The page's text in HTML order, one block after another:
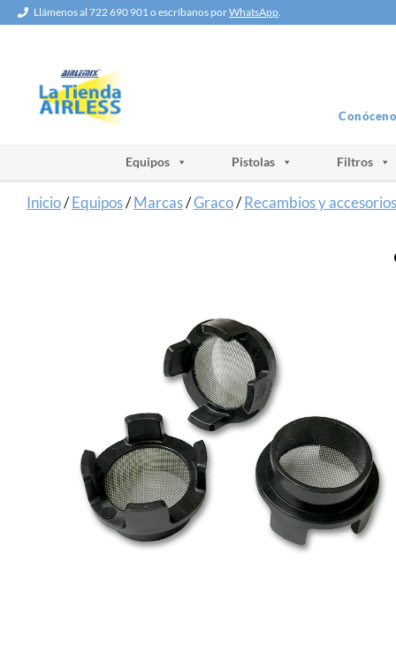
SaltarLlámenos al 722 690 901 o escríbanos porWhatsApp.
Equipos Pistolas Filtros
Inicio/Equipos/Marcas/Graco/Recambios y